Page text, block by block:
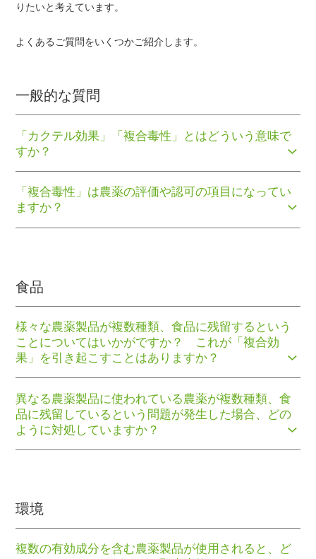
りたいと考えています。
よくあるご質問をいくつかご紹介します。
一般的な質問
「カクテル効果」「複合毒性」とはどういう意味で
すか？
「複合毒性」は農薬の評価や認可の項目になってい
ますか？
食品
様々な農薬製品が複数種類、食品に残留するという
ことについてはいかがですか？ これが「複合効
果」を引き起こすことはありますか？
異なる農薬製品に使われている農薬が複数種類、食
品に残留しているという問題が発生した場合、どの
ように対処していますか？
環境
複数の有効成分を含む農薬製品が使用されると、ど